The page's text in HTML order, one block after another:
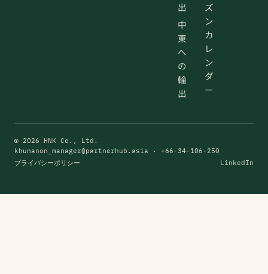
出
中
東
へ
の
輸
出
ズ
ン
カ
レ
ン
ダ
ー
© 2026 HNK Co., Ltd.
khunanon_manager@partnerhub.asia · +66-34-106-250
プライバシーポリシー
LinkedIn